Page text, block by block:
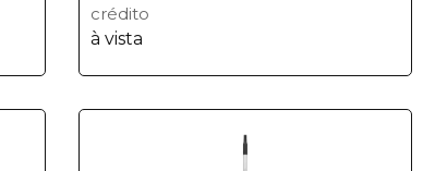
crédito
à vista